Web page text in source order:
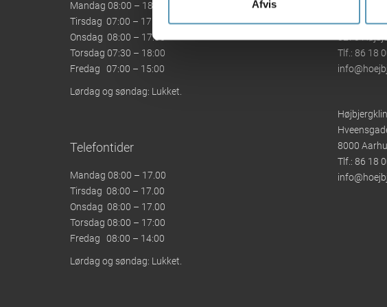
Afvis
Mandag 08:00 – 18:00
Tirsdag 07:00 – 17:00
Onsdag 08:00 – 17:00
Torsdag 07:30 – 18:00
Fredag 07:00 – 15:00
Lørdag og søndag: Lukket.
Telefontider
Mandag 08:00 – 17.00
Tirsdag 08:00 – 17.00
Onsdag 08:00 – 17.00
Torsdag 08:00 – 17:00
Fredag 08:00 – 14:00
Lørdag og søndag: Lukket.
Oddervej 91
8270
Tlf.: 86 18
8000
Tlf.: 86 18